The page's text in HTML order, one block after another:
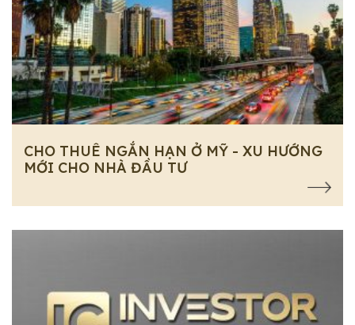
CHO THUÊ NGẮN HẠN Ở MỸ - XU HƯỚNG
MỚI CHO NHÀ ĐẦU TƯ